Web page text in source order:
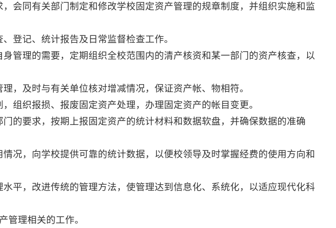
会同有关部门制定和修改学校固定资产管理的规章制度，并组织实施和监
登记、统计报告及日常监督检查工作。
管理的需要，定期组织全校范围内的清产核资和某一部门的资产核查，以
，及时与有关单位核对增减情况，保证资产帐、物相符。
组织报损、报废固定资产处理，办理固定资产的帐目变更。
的要求，按期上报固定资产的统计材料和数据软盘，并确保数据的准确
况，向学校提供可靠的统计数据，以便校领导及时掌握经费的使用方向和
平，改进传统的管理方法，使管理达到信息化、系统化，以适应现代化科
管理相关的工作。